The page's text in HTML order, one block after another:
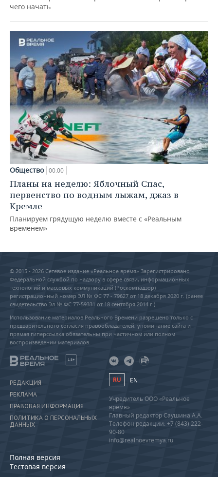
чего начать
Общество 00:00
Планы на неделю: Яблочный Спас,
первенство по водным лыжам, джаз в
Кремле
Планируем грядущую неделю вместе с «Реальным
временем»
© 2015 - 2026 Сетевое издание «Реальное время» Зарегистрировано
Федеральной службой по надзору в сфере связи, информационных
технологий и массовых коммуникаций (Роскомнадзор) –
регистрационный номер ЭЛ № ФС 77 - 79627 от 18 декабря 2020 г. (ранее
свидетельство Эл № ФС 77-59331 от 18 сентября 2014 г.)
Использование материалов Реального Времени разрешено только с
предварительного согласия правообладателей, упоминание сайта и
прямая гиперссылка обязательны при частичном или полном
воспроизведении материалов.
18+
РЕДАКЦИЯ
РЕКЛАМА
ПРАВОВАЯ ИНФОРМАЦИЯ
ПОЛИТИКА О ПЕРСОНАЛЬНЫХ
ДАННЫХ
Полная версия
Тестовая версия
RU EN
Учредитель ООО «Реальное
время»
Главный редактор Саушина А.А.
Телефон редакции: +7 (843) 222-
90-80
info@realnoevremya.ru